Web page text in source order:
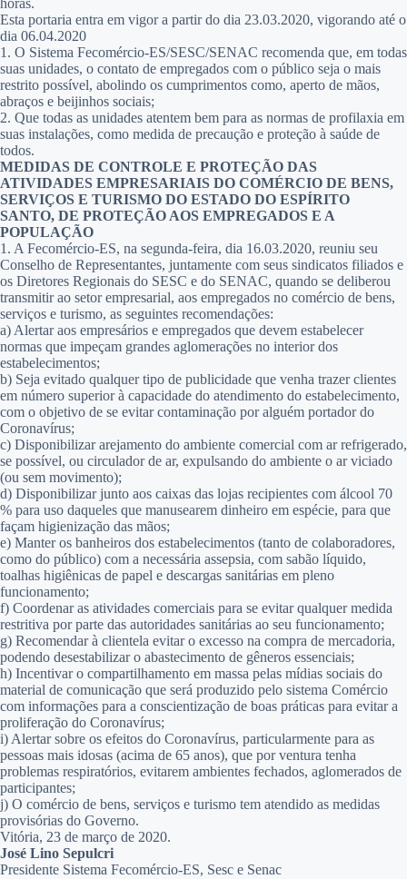
horas.
Esta portaria entra em vigor a partir do dia 23.03.2020, vigorando até o
dia 06.04.2020
1. O Sistema Fecomércio-ES/SESC/SENAC recomenda que, em todas
suas unidades, o contato de empregados com o público seja o mais
restrito possível, abolindo os cumprimentos como, aperto de mãos,
abraços e beijinhos sociais;
2. Que todas as unidades atentem bem para as normas de profilaxia em
suas instalações, como medida de precaução e proteção à saúde de
todos.
MEDIDAS DE CONTROLE E PROTEÇÃO DAS
ATIVIDADES EMPRESARIAIS DO COMÉRCIO DE BENS,
SERVIÇOS E TURISMO DO ESTADO DO ESPÍRITO
SANTO, DE PROTEÇÃO AOS EMPREGADOS E A
POPULAÇÃO
1. A Fecomércio-ES, na segunda-feira, dia 16.03.2020, reuniu seu
Conselho de Representantes, juntamente com seus sindicatos filiados e
os Diretores Regionais do SESC e do SENAC, quando se deliberou
transmitir ao setor empresarial, aos empregados no comércio de bens,
serviços e turismo, as seguintes recomendações:
a) Alertar aos empresários e empregados que devem estabelecer
normas que impeçam grandes aglomerações no interior dos
estabelecimentos;
b) Seja evitado qualquer tipo de publicidade que venha trazer clientes
em número superior à capacidade do atendimento do estabelecimento,
com o objetivo de se evitar contaminação por alguém portador do
Coronavírus;
c) Disponibilizar arejamento do ambiente comercial com ar refrigerado,
se possível, ou circulador de ar, expulsando do ambiente o ar viciado
(ou sem movimento);
d) Disponibilizar junto aos caixas das lojas recipientes com álcool 70
% para uso daqueles que manusearem dinheiro em espécie, para que
façam higienização das mãos;
e) Manter os banheiros dos estabelecimentos (tanto de colaboradores,
como do público) com a necessária assepsia, com sabão líquido,
toalhas higiênicas de papel e descargas sanitárias em pleno
funcionamento;
f) Coordenar as atividades comerciais para se evitar qualquer medida
restritiva por parte das autoridades sanitárias ao seu funcionamento;
g) Recomendar à clientela evitar o excesso na compra de mercadoria,
podendo desestabilizar o abastecimento de gêneros essenciais;
h) Incentivar o compartilhamento em massa pelas mídias sociais do
material de comunicação que será produzido pelo sistema Comércio
com informações para a conscientização de boas práticas para evitar a
proliferação do Coronavírus;
i) Alertar sobre os efeitos do Coronavírus, particularmente para as
pessoas mais idosas (acima de 65 anos), que por ventura tenha
problemas respiratórios, evitarem ambientes fechados, aglomerados de
participantes;
j) O comércio de bens, serviços e turismo tem atendido as medidas
provisórias do Governo.
Vitória, 23 de março de 2020.
José Lino Sepulcri
Presidente Sistema Fecomércio-ES, Sesc e Senac